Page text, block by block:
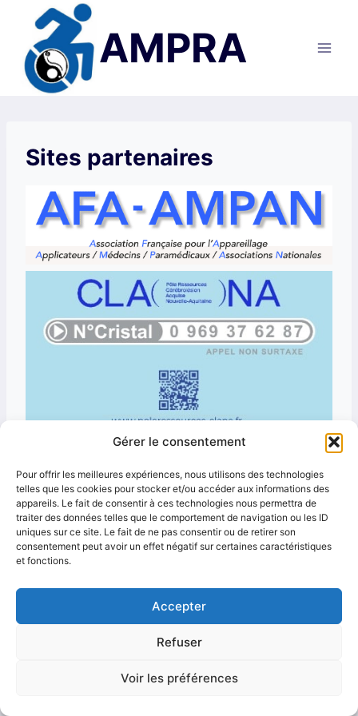
Gérer le consentement
Pour offrir les meilleures expériences, nous utilisons des technologies
telles que les cookies pour stocker et/ou accéder aux informations des
appareils. Le fait de consentir à ces technologies nous permettra de
traiter des données telles que le comportement de navigation ou les ID
uniques sur ce site. Le fait de ne pas consentir ou de retirer son
consentement peut avoir un effet négatif sur certaines caractéristiques
et fonctions.
Accepter
Refuser
Voir les préférences
contenu
AMPRA
Sites partenaires
© 2026 AMPRA - Thème WordPress par